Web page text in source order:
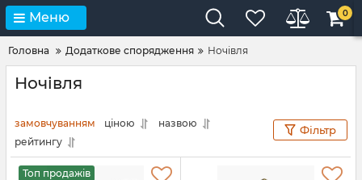
Меню 0
Головна Додаткове спорядження Ночівля
Ночівля
замовчуванням ціною
назвою
рейтингу
Фільтр
Топ продажів